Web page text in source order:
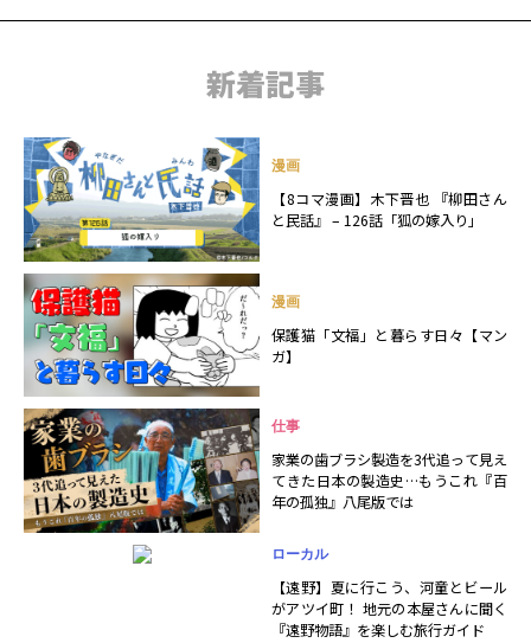
新着記事
漫画
【8コマ漫画】木下晋也 『柳田さん
と民話』 – 126話「狐の嫁入り」
漫画
保護猫「文福」と暮らす日々【マン
ガ】
仕事
家業の歯ブラシ製造を3代追って見え
てきた日本の製造史…もうこれ『百
年の孤独』八尾版では
ローカル
【遠野】夏に行こう、河童とビール
がアツイ町！ 地元の本屋さんに聞く
『遠野物語』を楽しむ旅行ガイド